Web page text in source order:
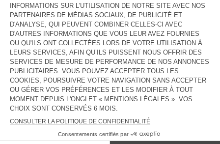
DESCRIPTION
TAILLE ET COUPE
COMPOSITION
ENTRETIEN
TRAÇABILITÉ
LIVRAISON ET RETOURS